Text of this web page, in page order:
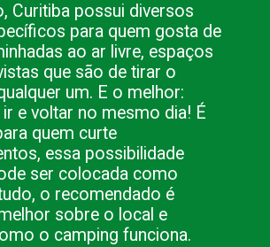
Curitiba possui diversos
para quem gosta de
ao ar livre, espaços
que são de tirar o
um. E o melhor:
e voltar no mesmo dia! É
quem curte
essa possibilidade
ser colocada como
o recomendado é
sobre o local e
o camping funciona.